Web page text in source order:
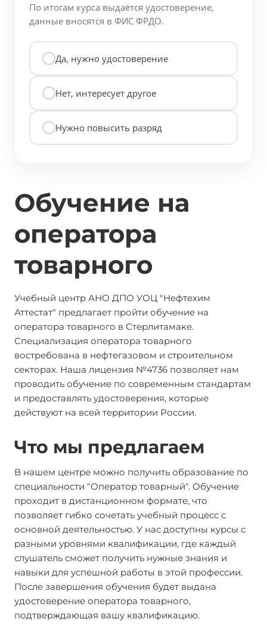
По итогам курса выдаётся удостоверение,
данные вносятся в ФИС ФРДО.
Да, нужно удостоверение
Нет, интересует другое
Нужно повысить разряд
Обучение на
оператора
товарного
Учебный центр АНО ДПО УОЦ "Нефтехим
Аттестат" предлагает пройти обучение на
оператора товарного в Стерлитамаке.
Специализация оператора товарного
востребована в нефтегазовом и строительном
секторах. Наша лицензия №4736 позволяет нам
проводить обучение по современным стандартам
и предоставлять удостоверения, которые
действуют на всей территории России.
Что мы предлагаем
В нашем центре можно получить образование по
специальности "Оператор товарный". Обучение
проходит в дистанционном формате, что
позволяет гибко сочетать учебный процесс с
основной деятельностью. У нас доступны курсы с
разными уровнями квалификации, где каждый
слушатель сможет получить нужные знания и
навыки для успешной работы в этой профессии.
После завершения обучения будет выдана
удостоверение оператора товарного,
подтверждающая вашу квалификацию.